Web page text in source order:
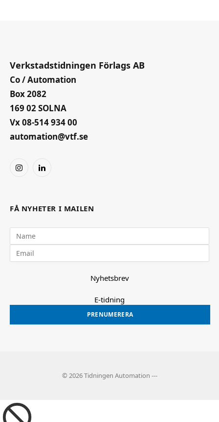
Verkstadstidningen Förlags AB
Co / Automation
Box 2082
169 02 SOLNA
Vx 08-514 934 00
automation@vtf.se
InstagramLinkedIn
FÅ NYHETER I MAILEN
Nyhetsbrev
E-tidning
PRENUMERERA
© 2026 Tidningen Automation ---
Ad
Blocker